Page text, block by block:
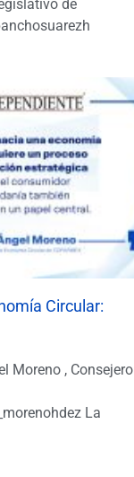
de
Circular:
Moreno , Consejero
La